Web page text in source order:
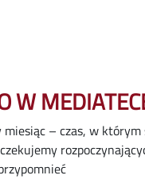
W
– czas, w